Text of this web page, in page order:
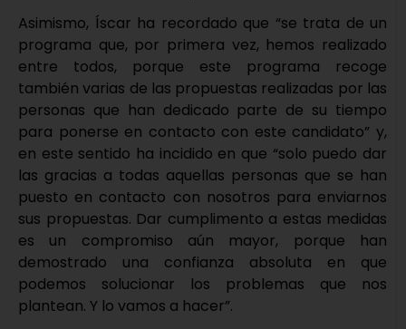
Asimismo, Íscar ha recordado que “se trata de un
programa que, por primera vez, hemos realizado
entre todos, porque este programa recoge
también varias de las propuestas realizadas por las
personas que han dedicado parte de su tiempo
para ponerse en contacto con este candidato” y,
en este sentido ha incidido en que “solo puedo dar
las gracias a todas aquellas personas que se han
puesto en contacto con nosotros para enviarnos
sus propuestas. Dar cumplimento a estas medidas
es un compromiso aún mayor, porque han
demostrado una confianza absoluta en que
podemos solucionar los problemas que nos
plantean. Y lo vamos a hacer”.